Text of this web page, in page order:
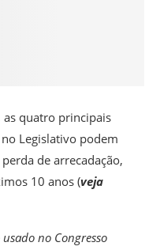
as quatro principais
Legislativo podem
de arrecadação,
10 anos (veja
no Congresso